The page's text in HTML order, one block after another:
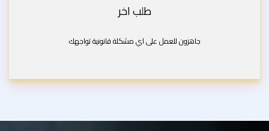
طلب اخر
جاهزون للعمل على اي مشكلة قانونية تواجهك